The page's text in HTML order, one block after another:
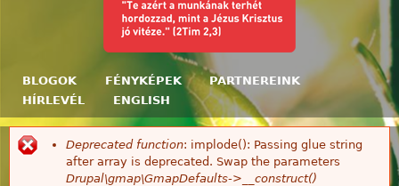
BLOGOK FÉNYKÉPEK
PARTNEREINK
HÍRLEVÉL
ENGLISH
Hibaüzenet
Deprecated function: implode(): Passing glue string
after array is deprecated. Swap the parameters
Drupal\gmap\GmapDefaults->__construct()